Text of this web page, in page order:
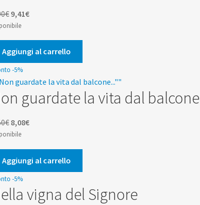
€ Il
prezzo
originale
era:
9,90€.
9,41€Il
attuale
è:
9,41€.
Aggiungi al carrello
-5%
guardate la vita dal balcone
€ Il
prezzo
originale
era:
8,50€.
8,08€Il
attuale
è:
8,08€.
Aggiungi al carrello
-5%
vigna del Signore